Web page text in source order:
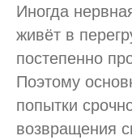
Иногда
живёт в
постепенно
Поэтому
попытки
возвращения